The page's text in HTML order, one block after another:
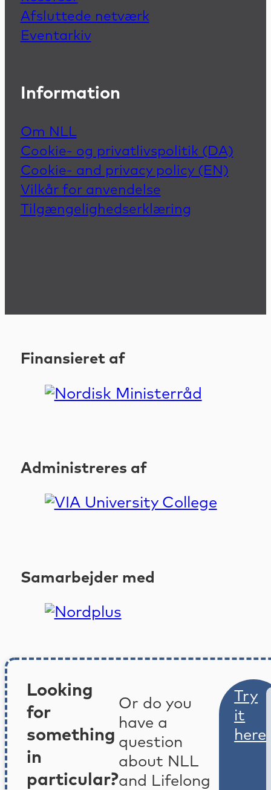
Afsluttede netværk
Eventarkiv
Information
Om NLL
Cookie- og privatlivspolitik (DA)
Cookie- and privacy policy (EN)
Vilkår for anvendelse
Tilgængelighedserklæring
Finansieret af
Administreres af
Samarbejder med
Looking
for
something
in
particular?
Or do you
have a
question
about NLL
and Lifelong
Try
it
here